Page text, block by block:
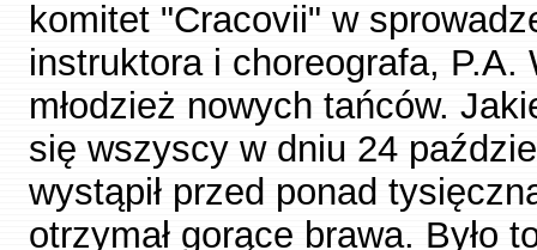
komitet "Cracovii" w
instruktora i choreografa, P.A.
młodzież nowych tańców.
się wszyscy w dniu 24
wystąpił przed ponad
otrzymał gorące brawa. Było